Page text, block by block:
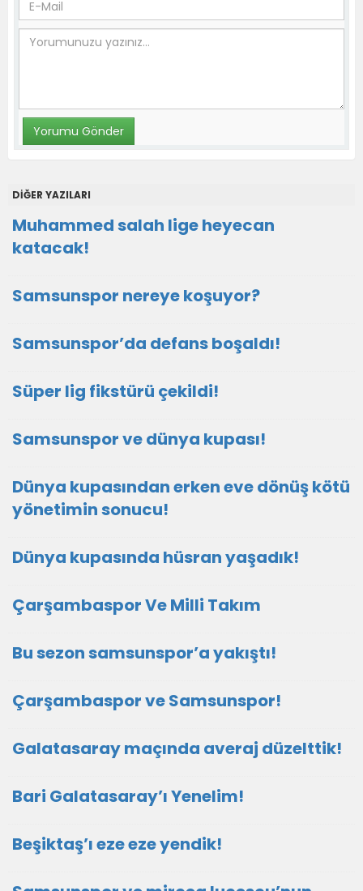
DİĞER YAZILARI
Muhammed salah lige heyecan
katacak!
Samsunspor nereye koşuyor?
Samsunspor’da defans boşaldı!
Süper lig fikstürü çekildi!
Samsunspor ve dünya kupası!
Dünya kupasından erken eve dönüş kötü
yönetimin sonucu!
Dünya kupasında hüsran yaşadık!
Çarşambaspor Ve Milli Takım
Bu sezon samsunspor’a yakıştı!
Çarşambaspor ve Samsunspor!
Galatasaray maçında averaj düzelttik!
Bari Galatasaray’ı Yenelim!
Beşiktaş’ı eze eze yendik!